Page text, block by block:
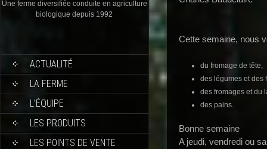
Une ferme diversifiée conduite en agriculture
biologique depuis 1992
ACTUALITÉ
LA FERME
L’ÉQUIPE
LES PRODUITS
LES POINTS DE VENTE
Cette semaine, nous
du fromage de tête,
des légumes et des
des fromages et du
des pains.
Bonne semaine
A jeudi, vendredi ou